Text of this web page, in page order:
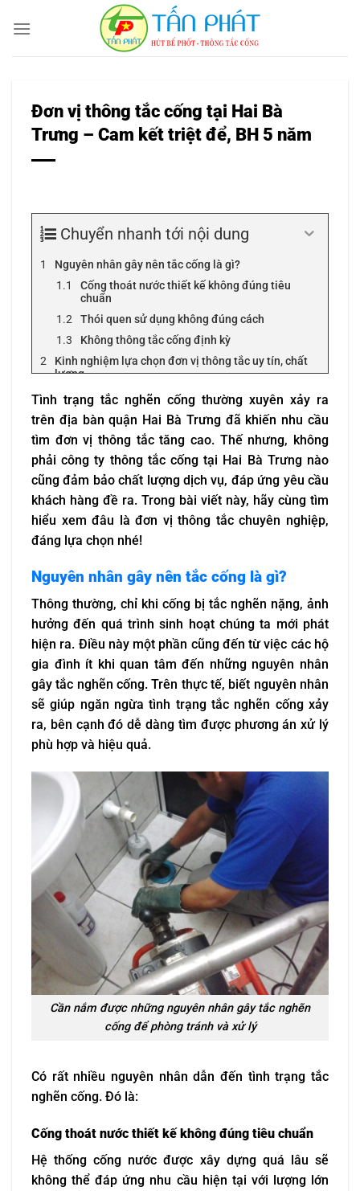
qua
Đơn vị thông tắc cống tại Hai Bà
Trưng – Cam kết triệt để, BH 5 năm
Chuyển nhanh tới nội dung
Nguyên nhân gây nên tắc cống là gì?
Cống thoát nước thiết kế không đúng tiêu
chuẩn
Thói quen sử dụng không đúng cách
Không thông tắc cống định kỳ
Kinh nghiệm lựa chọn đơn vị thông tắc uy tín, chất
lượng
Dấu hiệu nhận biết công ty thông tắc lừa đảo
Kinh nghiệm lựa chọn đơn vị thông tắc uy tín,
đáng tin cậy
Đơn vị thông tắc cống tại Hai Bà Trưng uy tín, cam
kết triệt để – Tấn Phát
Các dịch vụ Tấn Phát đang cung cấp
Ưu điểm nổi bật của dịch vụ thông tắc cống
Tấn Phát
Cam kết của Tấn Phát về dịch vụ thông tắc
cống
Giá thông tắc cống tại Hai Bà Trưng bao nhiêu?
Tình trạng tắc nghẽn cống thường xuyên xảy ra
trên địa bàn quận Hai Bà Trưng đã khiến nhu cầu
tìm đơn vị thông tắc tăng cao. Thế nhưng, không
phải công ty thông tắc cống tại Hai Bà Trưng nào
cũng đảm bảo chất lượng dịch vụ, đáp ứng yêu cầu
khách hàng đề ra. Trong bài viết này, hãy cùng tìm
hiểu xem đâu là đơn vị thông tắc chuyên nghiệp,
đáng lựa chọn nhé!
Nguyên nhân gây nên tắc cống là gì?
Thông thường, chỉ khi cống bị tắc nghẽn nặng, ảnh
hưởng đến quá trình sinh hoạt chúng ta mới phát
hiện ra. Điều này một phần cũng đến từ việc các hộ
gia đình ít khi quan tâm đến những nguyên nhân
gây tắc nghẽn cống. Trên thực tế, biết nguyên nhân
sẽ giúp ngăn ngừa tình trạng tắc nghẽn cống xảy
ra, bên cạnh đó dễ dàng tìm được phương án xử lý
phù hợp và hiệu quả.
Cần nắm được những nguyên nhân gây tắc nghẽn
cống để phòng tránh và xử lý
Có rất nhiều nguyên nhân dẫn đến tình trạng tắc
nghẽn cống. Đó là:
Cống thoát nước thiết kế không đúng tiêu chuẩn
Hệ thống cống nước được xây dựng quá lâu sẽ
không thể đáp ứng nhu cầu hiện tại với lượng lớn